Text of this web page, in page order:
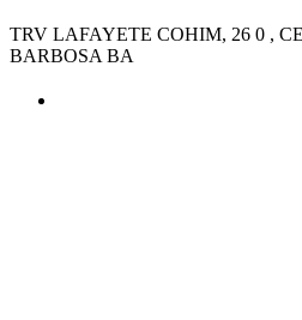
TRV LAFAYETE COHIM, 26 0 ,
BARBOSA BA